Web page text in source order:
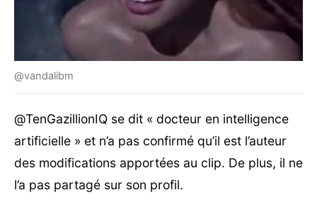
@vandalibm
@TenGazillionIQ se dit « docteur en intelligence
artificielle » et n’a pas confirmé qu’il est l’auteur
des modifications apportées au clip. De plus, il ne
l’a pas partagé sur son profil.